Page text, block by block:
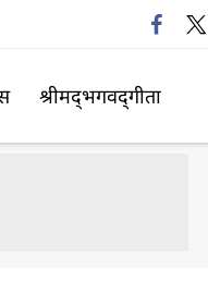
श्रीमद्‍भगवद्‍गीता